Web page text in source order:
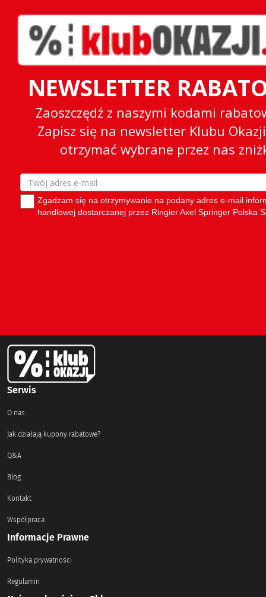
Serwis
O nas
Jak działają kupony rabatowe?
Q&A
Blog
Kontakt
Współpraca
Informacje Prawne
Polityka prywatności
Regulamin